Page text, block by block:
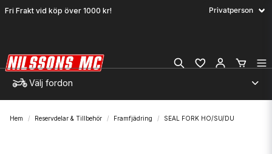
Fri Frakt vid köp över 1000 kr!
Välj fordon
Hem Reservdelar & Tillbehör Framfjädring SEAL FORK HO/SU/DU